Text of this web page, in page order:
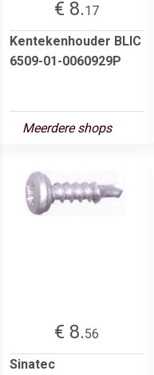
€ 8.17
Kentekenhouder BLIC
6509-01-0060929P
Meerdere shops
€ 8.56
Sinatec